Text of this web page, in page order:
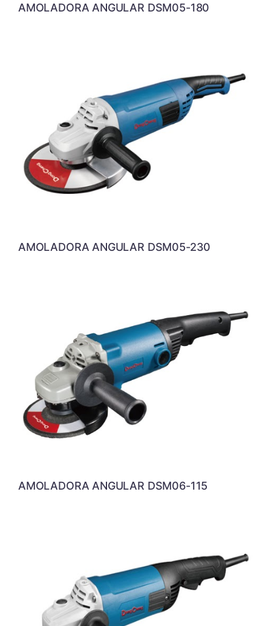
AMOLADORA ANGULAR DSM05-180
AMOLADORA ANGULAR DSM05-230
AMOLADORA ANGULAR DSM06-115